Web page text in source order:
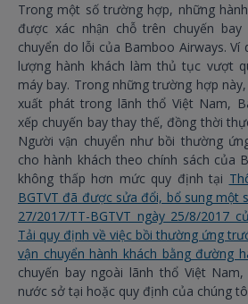
Trong một số trường hợp, những
được xác nhận chỗ trên chuyến
chuyển do lỗi của Bamboo Airways.
lượng hành khách làm thủ tục vượt
máy bay. Trong những trường hợp
xuất phát trong lãnh thổ Việt Nam,
xếp chuyến bay thay thế, đồng thời
Người vận chuyển như bồi thường
cho hành khách theo chính sách của
không thấp hơn mức quy định tại
BGTVT đã được sửa đổi, bổ sung một
27/2017/TT-BGTVT ngày 25/8/2017
Tải quy định về việc bồi thường ứng
vận chuyển hành khách bằng đường
chuyến bay ngoài lãnh thổ Việt
nước sở tại hoặc quy định của chúng